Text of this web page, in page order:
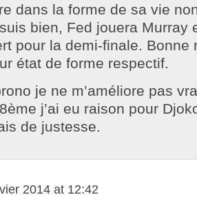
dans la forme de sa vie
bien, Fed jouera Murray
pour la demi-finale. Bonne
état de forme respectif.
je ne m’améliore pas
j’ai eu raison pour
de justesse.
2014 at 12:42